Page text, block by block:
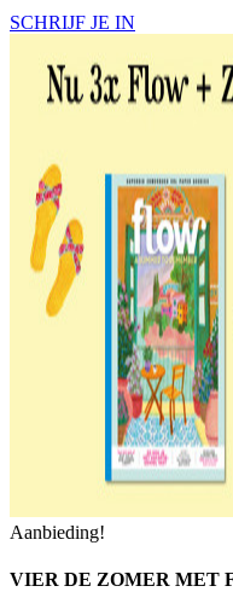
SCHRIJF JE IN
Aanbieding!
VIER DE ZOMER MET